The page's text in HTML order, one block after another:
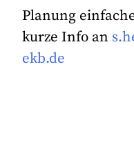
Planung
kurze Info an
ekb.de